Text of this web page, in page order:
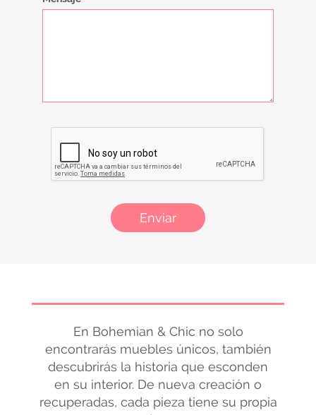
Enviar
En Bohemian & Chic no solo
encontrarás muebles únicos, también
descubrirás la historia que esconden
en su interior. De nueva creación o
recuperadas, cada pieza tiene su propia